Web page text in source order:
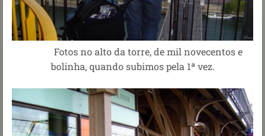
Fotos no alto da torre, de mil novecentos e
bolinha, quando subimos pela 1ª vez.